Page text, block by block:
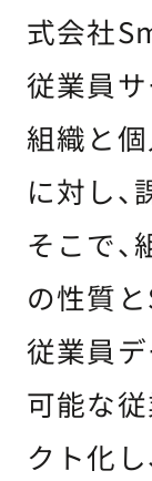
式会社
従業員
組織と
に対し、
そこで、
の性質
従業員
可能な
クト化